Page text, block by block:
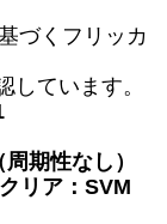
づくフリッカ
しています。
期性なし）
リア：SVM